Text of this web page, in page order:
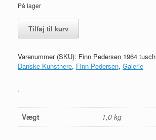
På lager
Finn
Pedersen
tusch
antal
Tilføj til kurv
Varenummer (SKU): Finn Pedersen 1964 tusch
Danske Kunstnere, Finn Pedersen, Galerie
.
Vægt 1,0 kg